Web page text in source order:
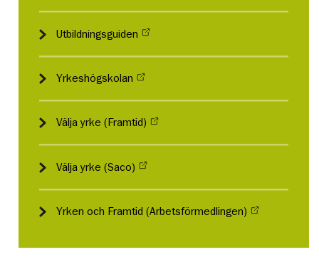
Utbildningsguiden
Yrkeshögskolan
Välja yrke (Framtid)
Välja yrke (Saco)
Yrken och Framtid (Arbetsförmedlingen)